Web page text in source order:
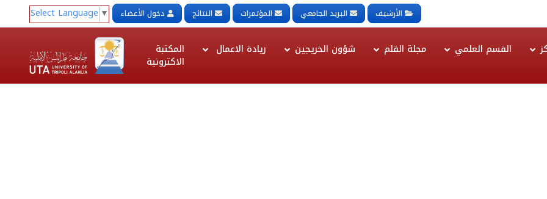
الأرشيف البريد الجامعي المؤتمرات النتائج دخول الأعضاء Select Language ▼
القسم العلمي مجلة القلم شؤون الخريجين ريادة الاعمال المكتبة
الاكترونية